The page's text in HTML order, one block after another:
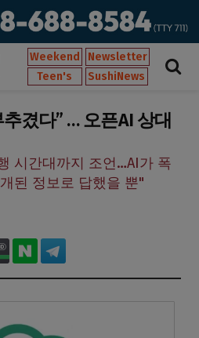
Weekend
Newsletter
Teen's
SushiNews
겼다” … 오픈AI 상대
시간대까지 조언…AI가 폭
된 정보로 답했을 뿐"